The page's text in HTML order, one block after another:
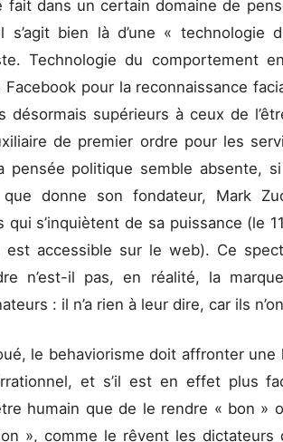
fait dans un certain domaine de
bien là d’une « technologie
Technologie du comportement
pour la reconnaissance
désormais supérieurs à ceux de
de premier ordre pour les
pensée politique semble absente,
que donne son fondateur, Mark
qui s’inquiètent de sa puissance (le
est accessible sur le web). Ce
n’est-il pas, en réalité, la
: il n’a rien à leur dire, car ils
le behaviorisme doit affronter
et s’il est en effet plus
humain que de le rendre « bon »
», comme le rêvent les dictateurs